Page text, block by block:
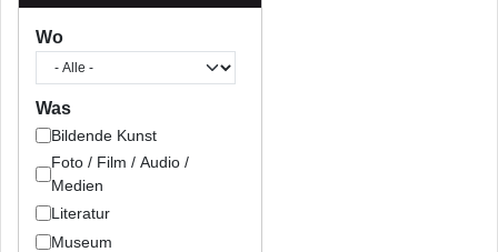
Wo
Was
Bildende Kunst
Foto / Film / Audio /
Medien
Literatur
Museum